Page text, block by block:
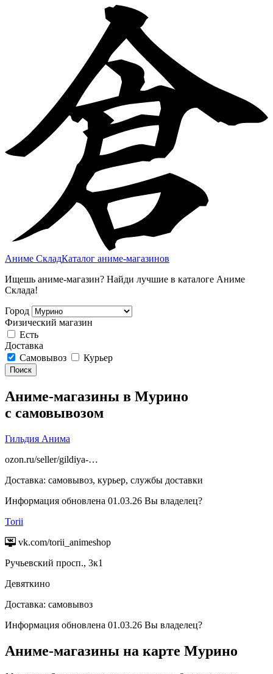
Аниме СкладКаталог аниме-магазинов
Ищешь аниме-магазин? Найди лучшие в каталоге Аниме
Склада!
Город
Физический магазин
Есть
Доставка
Самовывоз
Курьер
Поиск
Аниме-магазины в Мурино
с самовывозом
Гильдия Анима
ozon.ru/seller/gildiya-…
Доставка: самовывоз, курьер, службы доставки
Информация обновлена 01.03.26 Вы владелец?
Torii
vk.com/torii_animeshop
Ручьевский просп., 3к1
Девяткино
Доставка: самовывоз
Информация обновлена 01.03.26 Вы владелец?
Аниме-магазины на карте Мурино